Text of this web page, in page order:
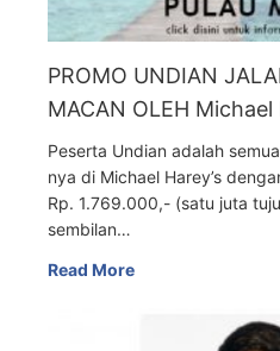
PROMO UNDIAN
MACAN OLEH Michael
Peserta Undian adalah
nya di Michael Harey’s
Rp. 1.769.000,- (satu juta
sembilan…
Read More